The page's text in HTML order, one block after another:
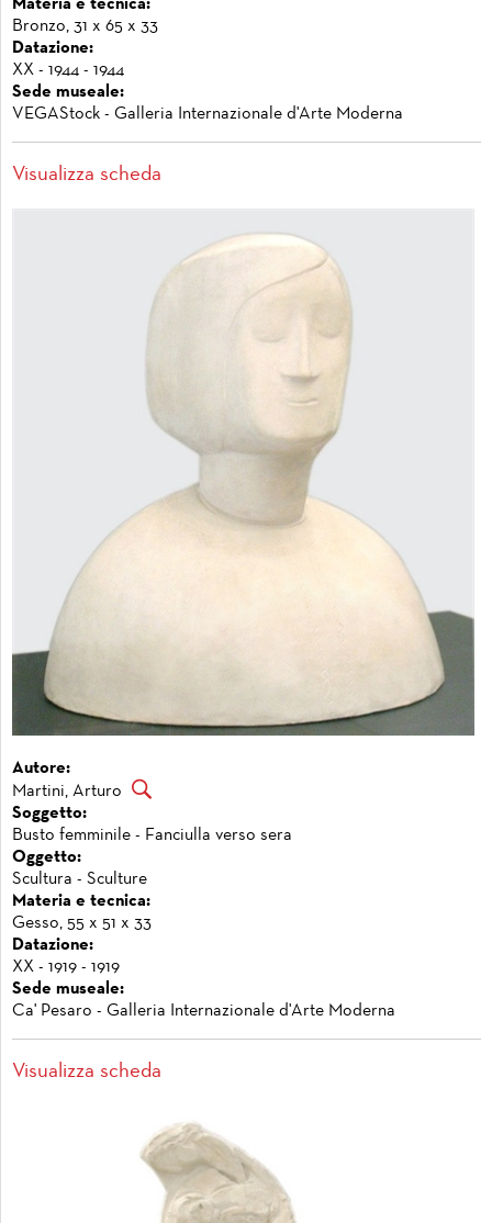
Materia e tecnica:
Bronzo, 31 x 65 x 33
Datazione:
XX - 1944 - 1944
Sede museale:
VEGAStock - Galleria Internazionale d'Arte Moderna
Visualizza scheda
Autore:
Martini, Arturo
Soggetto:
Busto femminile - Fanciulla verso sera
Oggetto:
Scultura - Sculture
Materia e tecnica:
Gesso, 55 x 51 x 33
Datazione:
XX - 1919 - 1919
Sede museale:
Ca' Pesaro - Galleria Internazionale d'Arte Moderna
Visualizza scheda